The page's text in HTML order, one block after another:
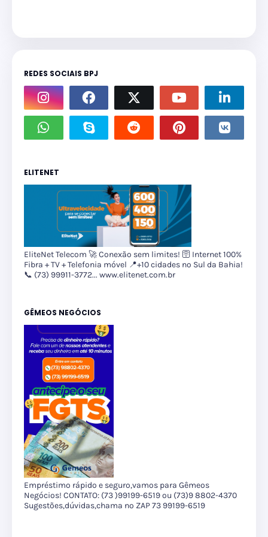
REDES SOCIAIS BPJ
ELITENET
EliteNet Telecom 🚀 Conexão sem limites! 🛜 Internet 100%
Fibra + TV + Telefonia móvel 📍+10 cidades no Sul da Bahia!
📞 (73) 99911-3772... www.elitenet.com.br
GÊMEOS NEGÓCIOS
Empréstimo rápido e seguro,vamos para Gêmeos
Negócios! CONTATO: (73 )99199-6519 ou (73)9 8802-4370
Sugestões,dúvidas,chama no ZAP 73 99199-6519